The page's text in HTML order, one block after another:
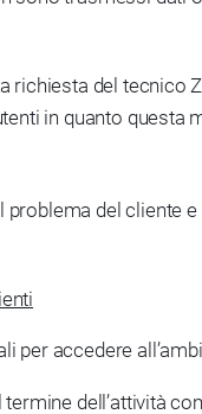
del tecnico
in quanto questa
del cliente
per accedere
dell’attività